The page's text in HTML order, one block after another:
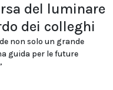
del luminare
dei colleghi
non solo un grande
guida per le future